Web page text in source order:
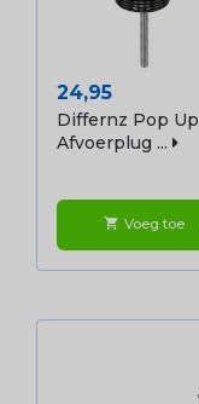
Prijs
24,95
Differnz Pop Up
Afvoerplug ...
shopping_cart Voeg toe